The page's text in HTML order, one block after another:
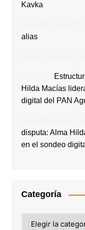
Kavka
alias
Hilda Macías
digital del PAN
disputa: Alma
en el sondeo
Categoría